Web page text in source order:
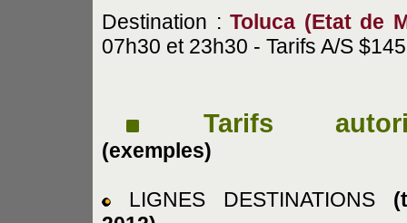
Destination : Toluca (Etat de
07h30 et 23h30 - Tarifs A/S
Tarifs
(exemples)
LIGNES DESTINATIONS